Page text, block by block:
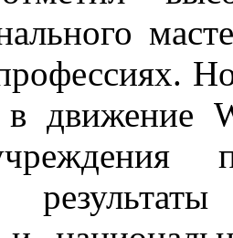
в движение